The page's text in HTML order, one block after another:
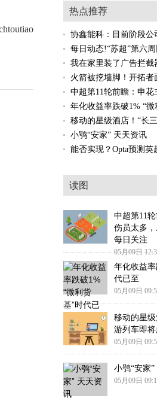
热点推荐
年化收益率跌破1% “微
小鸮“安家” 天天资讯
读图
中超第11
伤员太多
每日关注
05月09日
年化收益
代已至
05月09日
移动的星
游列车即
05月09日
小鸮“安家
05月09日